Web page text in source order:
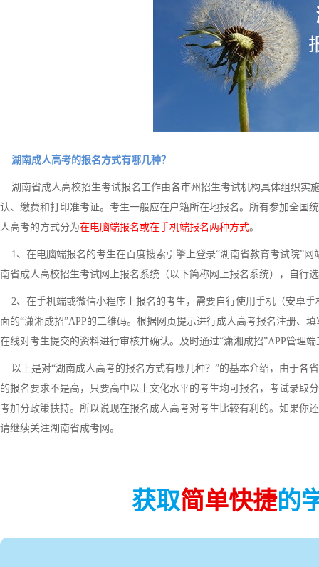
湖南成人高考的报名方式有哪几种？
湖南省成人高校招生考试报名工作由各市州招生考试机构具体组织实
认、缴费和打印准考证。考生一般应在户籍所在地报名。所有参加全国
人高考的方式分为在电脑端报名或在手机端报名两种方式。
1、在电脑端报名的考生在百度搜索引擎上登录“湖南省教育考试院”
南省成人高校招生考试网上报名系统（以下简称网上报名系统），自行
2、在手机端或微信小程序上报名的考生，需要自行使用手机（安卓
面的“潇湘成招”APP的二维码。根据网页提示进行成人高考报名注册、
在线对考生提交的资料进行审核并确认。及时通过“潇湘成招”APP管理
以上是对“湖南成人高考的报名方式有哪几种？”的基本介绍，由于各
的报名要求不是高，只要高中以上文化水平的考生均可报名，考试录取
考加分政策扶持。所以说现在报名成人高考对考生比较有利的。如果你
请继续关注湖南省成考网。
获取简单快捷的